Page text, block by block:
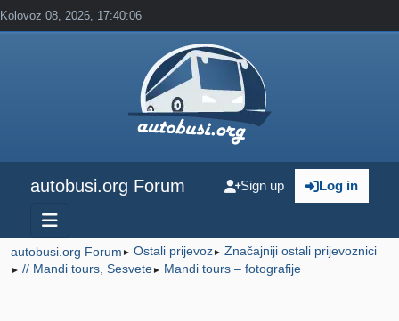
Kolovoz 08, 2026, 17:40:06
autobusi.org Forum Log in
Sign up
autobusi.org Forum ► Ostali prijevoz► Značajniji ostali prijevoznici
► // Mandi tours, Sesvete► Mandi tours – fotografije